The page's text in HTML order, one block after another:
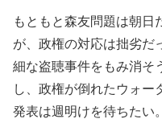
もともと森友問題は朝日
が、政権の対応は拙劣だ
細な盗聴事件をもみ消そ
し、政権が倒れたウォー
発表は週明けを待ちたい。